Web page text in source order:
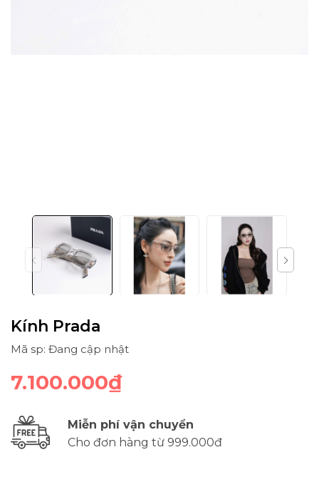
Kính Prada
Mã sp: Đang cập nhật
7.100.000₫
Miễn phí vận chuyển
Cho đơn hàng từ 999.000đ